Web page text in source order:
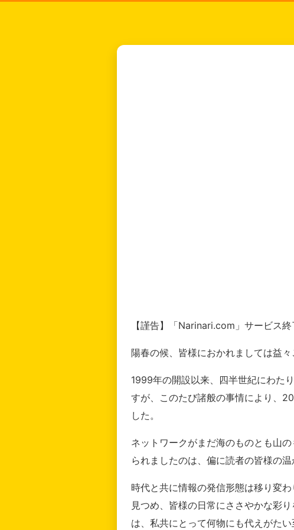
【謹告】「Narinari.com」サービス
陽春の候、皆様におかれましては益
1999年の開設以来、四半世紀にわた
すが、このたび諸般の事情により、
した。
ネットワークがまだ海のものとも山
られましたのは、偏に読者の皆様の
時代と共に情報の発信形態は移り変
見つめ、皆様の日常にささやかな彩
は、私共にとって何物にも代えがたい